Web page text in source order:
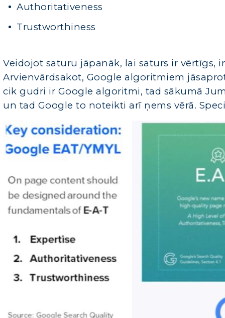
Authoritativeness
Trustworthiness
Veidojot saturu jāpanāk, lai saturs ir vērtīgs,
Arvienvārdsakot, Google algoritmiem
cik gudri ir Google algoritmi, tad sākumā
un tad Google to noteikti arī ņems vērā.